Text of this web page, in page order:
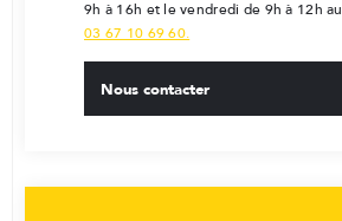
9h à 16h et le vendredi de 9h à 12h au
03 67 10 69 60.
Nous contacter